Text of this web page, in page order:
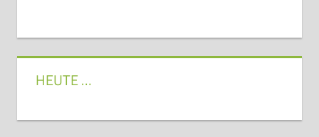
HEUTE …